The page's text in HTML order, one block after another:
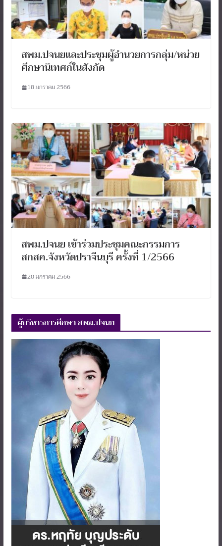
สพม.ปจนยและประชุมผู้อำนวยการกลุ่ม/หน่วย
ศึกษานิเทศก์ในสังกัด
18 มกราคม 2566
สพม.ปจนย เข้าร่วมประชุมคณะกรรมการ
สกสค.จังหวัดปราจีนบุรี ครั้งที่ 1/2566
20 มกราคม 2566
ผู้บริหารการศึกษา สพม.ปจนย